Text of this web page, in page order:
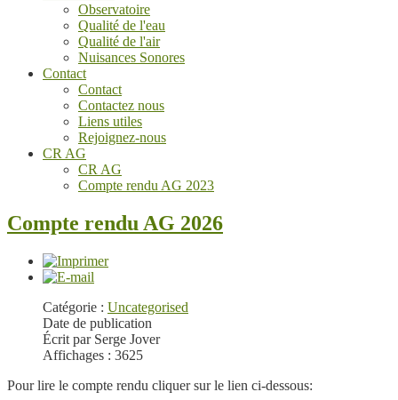
Observatoire
Qualité de l'eau
Qualité de l'air
Nuisances Sonores
Contact
Contact
Contactez nous
Liens utiles
Rejoignez-nous
CR AG
CR AG
Compte rendu AG 2023
Compte rendu AG 2026
Catégorie : Uncategorised
Date de publication
Écrit par Serge Jover
Affichages : 3625
Pour lire le compte rendu cliquer sur le lien ci-dessous: